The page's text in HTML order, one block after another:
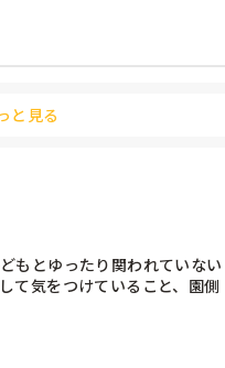
と見る
もとゆったり関われていない
て気をつけていること、園側
はありますか？